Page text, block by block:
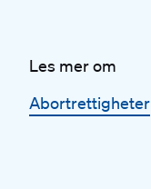
Les mer om
Abortrettigheter